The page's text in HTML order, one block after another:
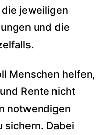
jeweiligen
und die
Menschen helfen,
Rente nicht
notwendigen
sichern. Dabei